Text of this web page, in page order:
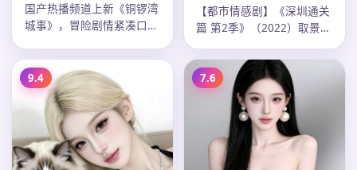
国产热播频道上新《铜锣湾
城事》，冒险剧情紧凑口碑
2022年…
【都市情感剧】《深圳通关
篇 第2季》（2022）取景开
迪…
9.4 7.6